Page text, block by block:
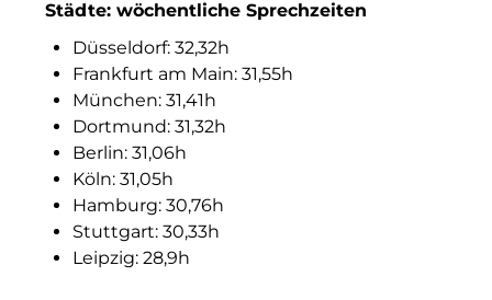
Neuhausen Neudenken
Optima_Hammer
PAULUS Immobiliengruppe
Pembroke
Quartier am Bahnhof Taufkirchen
Städte: wöchentliche Sprechzeiten
Düsseldorf: 32,32h
Frankfurt am Main: 31,55h
München: 31,41h
Dortmund: 31,32h
Berlin: 31,06h
Köln: 31,05h
Hamburg: 30,76h
Stuttgart: 30,33h
Leipzig: 28,9h